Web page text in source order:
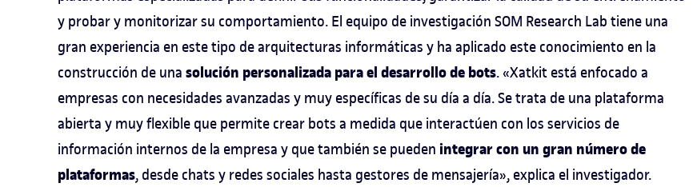
y probar y monitorizar su comportamiento. El equipo de investigación SOM Research Lab tiene una
gran experiencia en este tipo de arquitecturas informáticas y ha aplicado este conocimiento en la
construcción de una solución personalizada para el desarrollo de bots. «Xatkit está enfocado a
empresas con necesidades avanzadas y muy específicas de su día a día. Se trata de una plataforma
abierta y muy flexible que permite crear bots a medida que interactúen con los servicios de
información internos de la empresa y que también se pueden integrar con un gran número de
plataformas, desde chats y redes sociales hasta gestores de mensajería», explica el investigador.